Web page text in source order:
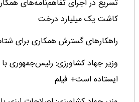
تسریع در اجرای تفاهم‌نامه‌های
کاشت یک میلیارد درخت
راهکارهای گسترش همکاری برای
وزیر جهاد کشاورزی: رئیس‌جمهوری
ایستاده است+ فیلم